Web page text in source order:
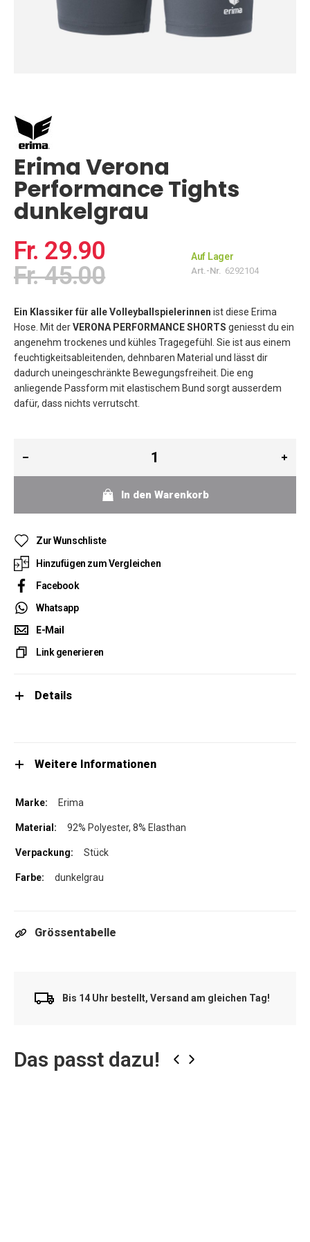
Bildgalerie
springen
Erima Verona
Performance Tights
dunkelgrau
Fr. 29.90
Fr. 45.00
Auf Lager
Art.-Nr. 6292104
Ein Klassiker für alle Volleyballspielerinnen ist diese Erima
Hose. Mit derVERONA PERFORMANCE SHORTS geniesst du ein
angenehm trockenes und kühles Tragegefühl. Sie ist aus einem
feuchtigkeitsableitenden, dehnbaren Material und lässt dir
dadurch uneingeschränkte Bewegungsfreiheit. Die eng
anliegende Passform mit elastischem Bund sorgt ausserdem
dafür, dass nichts verrutscht.
In den Warenkorb
Zur Wunschliste
Hinzufügen zum Vergleichen
Facebook
Whatsapp
E-Mail
Link generieren
Details
Weitere Informationen
Erima
92% Polyester, 8% Elasthan
Stück
dunkelgrau
Grössentabelle
Bis 14 Uhr bestellt, Versand am gleichen Tag!
Das passt dazu! ‹ ›